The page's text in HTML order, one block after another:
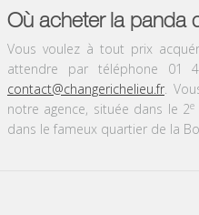
Où acheter la panda
Vous voulez à tout prix
attendre par téléphone 01
contact@changerichelieu.fr.
notre agence, située dans le 2e
dans le fameux quartier de la